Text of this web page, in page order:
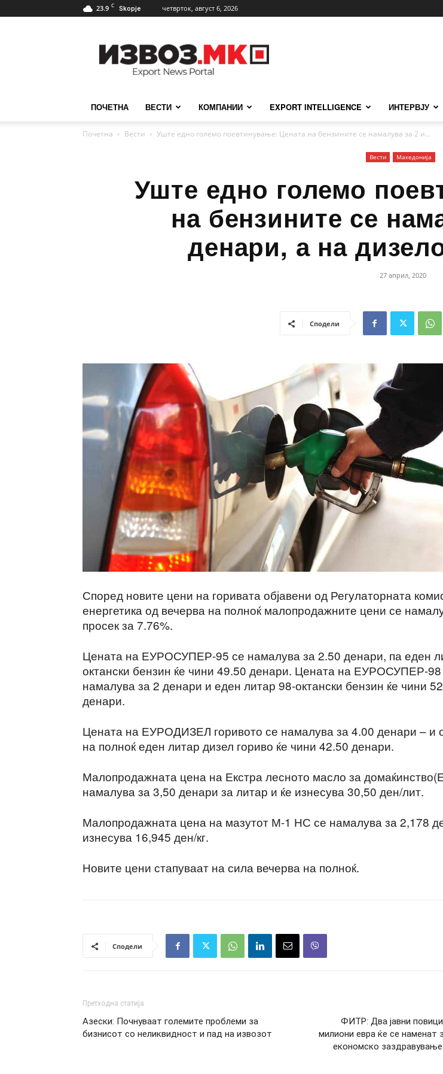
23.9 C Skopje четврток, август 6, 2026
ПОЧЕТНА ВЕСТИ КОМПАНИИ EXPORT INTELLIGENCE ИНТЕРВЈУ
Почетна Вести Уште едно големо поевтинување: Цената на бензините се намалува за 2 и...
Вести Македонија
Уште едно големо
на бензините се
денари, а на
27 април, 2020
Сподели
Според новите цени на горивата објавени од Регулаторната
енергетика од вечерва на полноќ малопродажните цени се
просек за 7.76%.
Цената на ЕУРОСУПЕР-95 се намалува за 2.50 денари, па еден
октански бензин ќе чини 49.50 денари. Цената на ЕУРОСУПЕР-98
намалува за 2 денари и еден литар 98-октански бензин ќе чини
денари.
Цената на ЕУРОДИЗЕЛ горивото се намалува за 4.00 денари – и
на полноќ еден литар дизел гориво ќе чини 42.50 денари.
Малопродажната цена на Екстра лесното масло за
намалува за 3,50 денари за литар и ќе изнесува 30,50 ден/лит.
Малопродажната цена на мазутот М-1 НС се намалува за 2,178
изнесува 16,945 ден/кг.
Новите цени стапуваат на сила вечерва на полноќ.
Сподели
Претходна статија
Азески: Почнуваат големите проблеми за
бизнисот со неликвидност и пад на извозот
ФИТР: Два јавни
милиони евра ќе се наменат
економско